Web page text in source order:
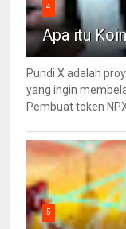
4
Apa itu
Pundi X adalah
yang ingin
Pembuat token
5